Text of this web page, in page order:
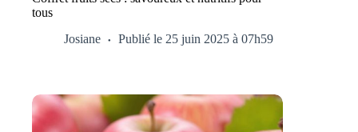
tous
Josiane
Publié le 25 juin 2025 à 07h59